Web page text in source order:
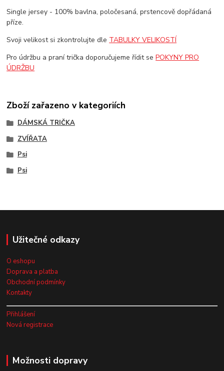
Single jersey - 100% bavlna, poločesaná, prstencově dopřádaná
příze.
Svoji velikost si zkontrolujte dle TABULKY VELIKOSTÍ
Pro údržbu a praní trička doporučujeme řídit sePOKYNY PRO
ÚDRŽBU
Zboží zařazeno v kategoriích
DÁMSKÁ TRIČKA
ZVÍŘATA
Psi
Psi
Užitečné odkazy
O eshopu
Doprava a platba
Obchodní podmínky
Kontakty
Přihlášení
Nová registrace
Možnosti dopravy